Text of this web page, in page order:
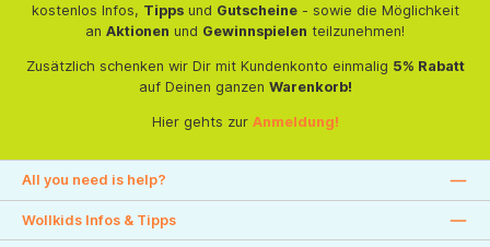
kostenlos Infos, Tippsund Gutscheine- sowie die Möglichkeit
an Aktionen und Gewinnspielen teilzunehmen!
Zusätzlich schenken wir Dir mit Kundenkonto einmalig 5% Rabatt
auf Deinen ganzen Warenkorb!
Hier gehts zur Anmeldung!
All you need is help?
Wollkids Infos & Tipps